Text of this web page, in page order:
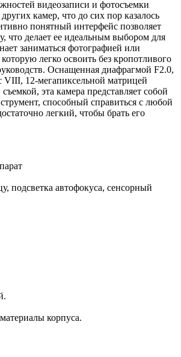
видеозаписи и фотосъемки
камер, что до сих пор казалось
понятный интерфейс позволяет
что делает ее идеальным выбором для
заниматься фотографией или
легко освоить без кропотливого
Оснащенная диафрагмой F2.0,
VIII, 12-мегапиксельной матрицей
эта камера представляет собой
способный справиться с любой
легкий, чтобы брать его
подсветка автофокуса, сенсорный
корпуса.